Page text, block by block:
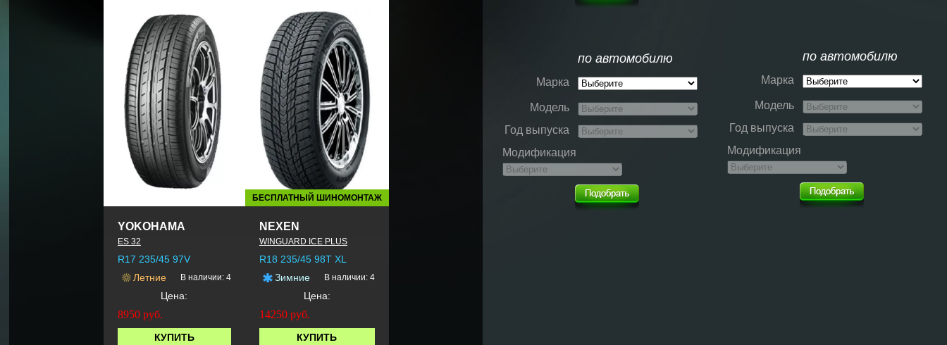
YOKOHAMA
ES 32
R17 235/45 97V
Летние
В наличии: 4
Цена:
8950 руб.
КУПИТЬ
БЕСПЛАТНЫЙ ШИНОМОНТАЖ
NEXEN
WINGUARD ICE PLUS
R18 235/45 98T XL
Зимние
В наличии: 4
Цена:
14250 руб.
КУПИТЬ
по автомобилю
Марка
Модель
Год выпуска
Модификация
по автомобилю
Марка
Модель
Год выпуска
Модификация